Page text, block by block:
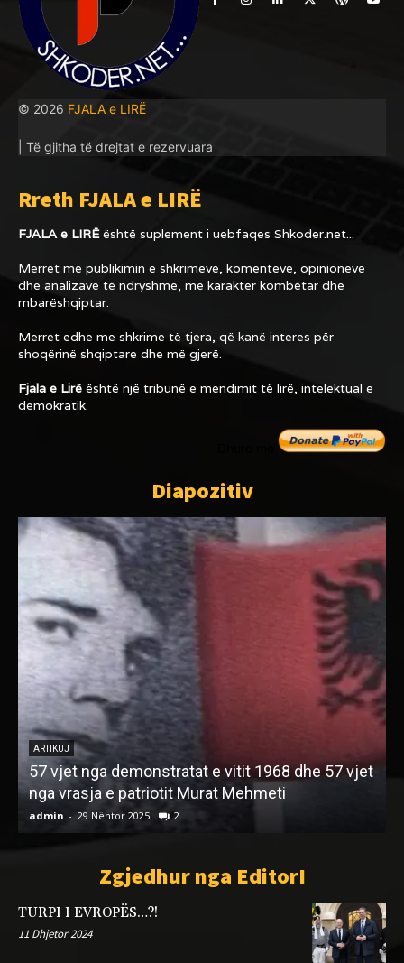
© 2026 FJALA e LIRË
| Të gjitha të drejtat e rezervuara
Rreth FJALA e LIRË
FJALA e LIRËështë suplement i uebfaqes Shkoder.net...
Merret me publikimin e shkrimeve, komenteve, opinioneve
dhe analizave të ndryshme, me karakter kombëtar dhe
mbarëshqiptar.
Merret edhe me shkrime të tjera, që kanë interes për
shoqërinë shqiptare dhe më gjerë.
Fjala e Lirë është një tribunë e mendimit të lirë, intelektual e
demokratik.
Diapozitiv
ARTIKUJ
57 vjet nga demonstratat e vitit 1968 dhe 57 vjet
nga vrasja e patriotit Murat Mehmeti
admin - 29 Nëntor 2025 2
Zgjedhur nga EditorI
TURPI I EVROPËS…?!
11 Dhjetor 2024